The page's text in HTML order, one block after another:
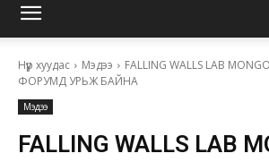
Нүүр хуудас Мэдээ
FALLING WALLS LAB
ФОРУМД УРЬЖ БАЙНА
Мэдээ
FALLING WALLS LAB